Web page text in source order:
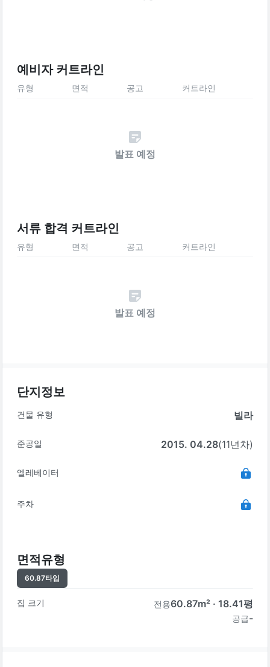
예비자 커트라인
유형 면적 공고 커트라인
발표 예정
서류 합격 커트라인
유형 면적 공고 커트라인
발표 예정
단지정보
건물 유형 빌라
준공일 2015. 04.28(11년차)
엘레베이터
주차
면적유형
60.87타입
집 크기 전용60.87m² · 18.41평
공급-